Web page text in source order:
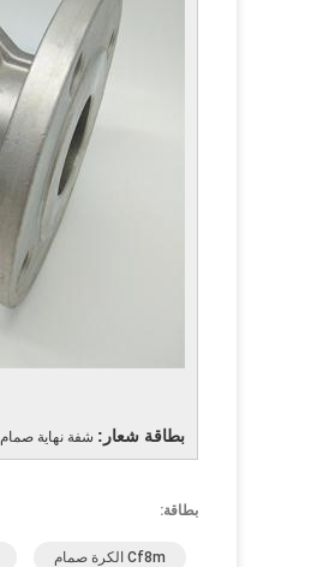
بطاقة شعار: شفة نهاية
بطاقة:
Cf8m الكرة صمام